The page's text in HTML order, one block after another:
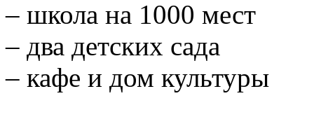
– школа на 1000 мест
– два детских сада
– кафе и дом культуры